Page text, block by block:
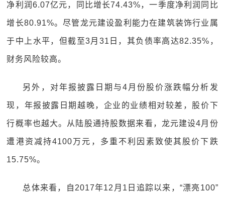
净利润6.07亿元，同比增长74.43%，一季度净利润同比
增长80.91%。尽管龙元建设盈利能力在建筑装饰行业属
于中上水平，但截至3月31日，其负债率高达82.35%，
财务风险较高。
另外，对年报披露日期与4月份股价涨跌幅分析发
现，年报披露日期越晚，企业的业绩相对较差，股价下
行概率也越大。从陆股通持股数据来看，龙元建设4月份
遭港资减持4100万元，多重不利因素致使其股价下跌
15.75%。
总体来看，自2017年12月1日追踪以来，“漂亮100”